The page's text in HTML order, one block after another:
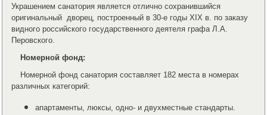
Украшением санатория является отлично сохранившийся
оригинальный дворец, построенный в 30-е годы ХІХ в. по заказу
видного российского государственного деятеля графа Л.А.
Перовского.
Номерной фонд:
Номерной фонд санатория составляет 182 места в номерах
различных категорий:
апартаменты, люксы, одно- и двухместные стандарты.